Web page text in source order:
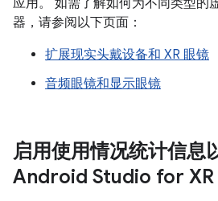
应用。 如需了解如何为不同类型的
器，请参阅以下页面：
扩展现实头戴设备和 XR 眼镜
音频眼镜和显示眼镜
启用使用情况统计信息
Android Studio for XR